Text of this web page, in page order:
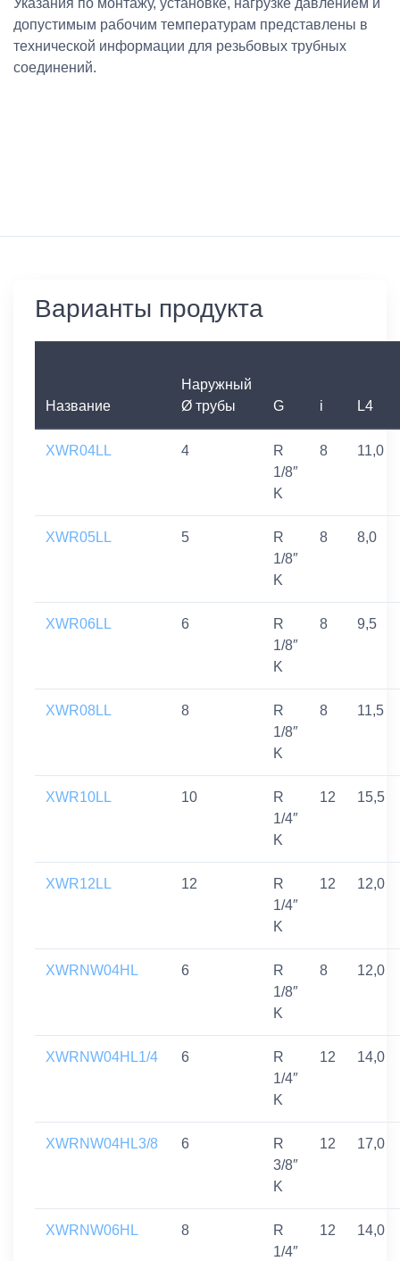
Указания по монтажу, установке, нагрузке давлением и
допустимым рабочим температурам представлены в
технической информации для резьбовых трубных
соединений.
Варианты продукта
Название
Наружный
Ø трубы
G i L4
XWR04LL 4
R
1/8″
K
8 11,0
XWR05LL 5
R
1/8″
K
8 8,0
XWR06LL 6
R
1/8″
K
8 9,5
XWR08LL 8
R
1/8″
K
8 11,5
XWR10LL 10
R
1/4″
K
12 15,5
XWR12LL 12
R
1/4″
K
12 12,0
XWRNW04HL 6
R
1/8″
K
8 12,0
XWRNW04HL1/4 6
R
1/4″
K
12 14,0
XWRNW04HL3/8 6
R
3/8″
K
12 17,0
XWRNW06HL 8
R
1/4″
12 14,0